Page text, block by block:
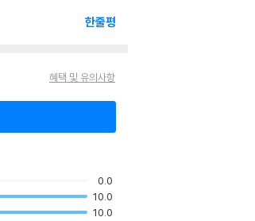
한줄평
혜택 및 유의사항
0.0
10.0
10.0